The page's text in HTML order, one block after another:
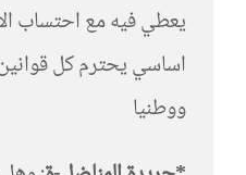
يعطي فيه مع احتساب
اساسي يحترم كل قوانين
ووطنيا